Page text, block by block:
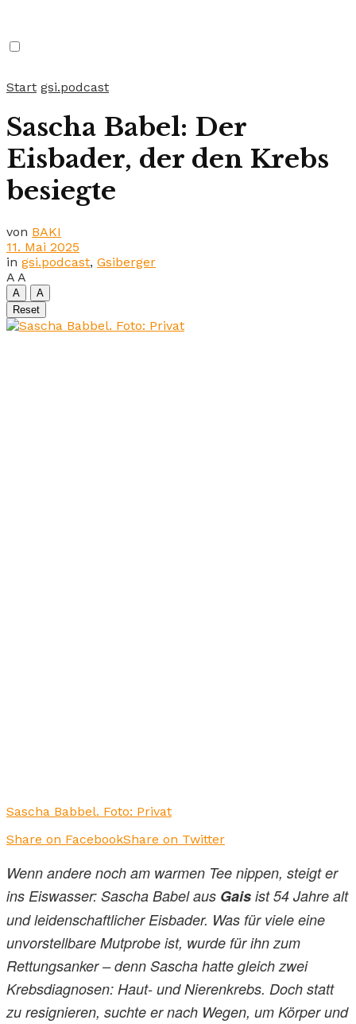
Start gsi.podcast
Sascha Babel: Der
Eisbader, der den Krebs
besiegte
von BAKI
11. Mai 2025
in gsi.podcast, Gsiberger
A A
A
A
Reset
Sascha Babbel. Foto: Privat
Share on FacebookShare on Twitter
Wenn andere noch am warmen Tee nippen, steigt er
ins Eiswasser: Sascha Babel aus Gais ist 54 Jahre alt
und leidenschaftlicher Eisbader. Was für viele eine
unvorstellbare Mutprobe ist, wurde für ihn zum
Rettungsanker – denn Sascha hatte gleich zwei
Krebsdiagnosen: Haut- und Nierenkrebs. Doch statt
zu resignieren, suchte er nach Wegen, um Körper und